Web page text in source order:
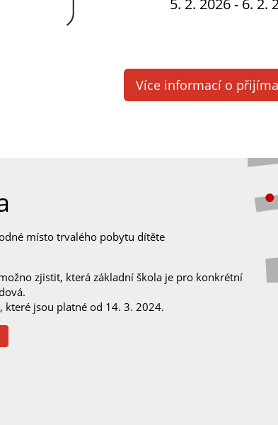
5. 2. 2026 - 6. 2.
Více informací o
místo trvalého pobytu dítěte
zjistit, která základní škola je pro konkrétní
které jsou platné od 14. 3. 2024.